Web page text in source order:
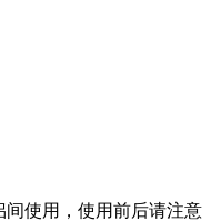
间使用，使用前后请注意